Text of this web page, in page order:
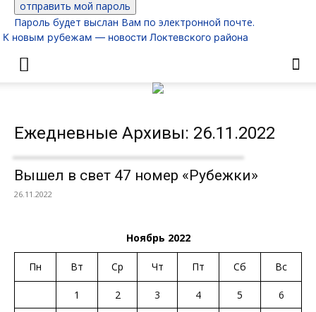
Пароль будет выслан Вам по электронной почте.
К новым рубежам — новости Локтевского района
Ежедневные Архивы: 26.11.2022
Вышел в свет 47 номер «Рубежки»
26.11.2022
Ноябрь 2022
Пн Вт Ср Чт Пт Сб Вс
1 2 3 4 5
6